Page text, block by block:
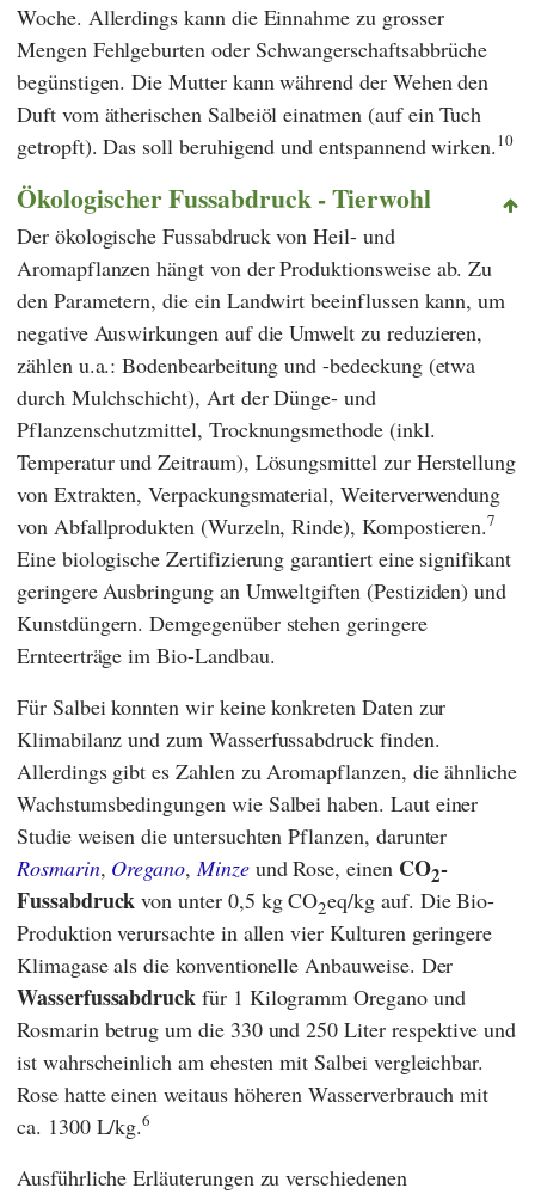
Woche. Allerdings kann die Einnahme zu grosser
Mengen Fehlgeburten oder Schwangerschaftsabbrüche
begünstigen. Die Mutter kann während der Wehen den
Duft vom ätherischen Salbeiöl einatmen (auf ein Tuch
getropft). Das soll beruhigend und entspannend wirken.10
Ökologischer Fussabdruck - Tierwohl
Der ökologische Fussabdruck von Heil- und
Aromapflanzen hängt von der Produktionsweise ab. Zu
den Parametern, die ein Landwirt beeinflussen kann, um
negative Auswirkungen auf die Umwelt zu reduzieren,
zählen u.a.: Bodenbearbeitung und -bedeckung (etwa
durch Mulchschicht), Art der Dünge- und
Pflanzenschutzmittel, Trocknungsmethode (inkl.
Temperatur und Zeitraum), Lösungsmittel zur Herstellung
von Extrakten, Verpackungsmaterial, Weiterverwendung
von Abfallprodukten (Wurzeln, Rinde), Kompostieren.7
Eine biologische Zertifizierung garantiert eine signifikant
geringere Ausbringung an Umweltgiften (Pestiziden) und
Kunstdüngern. Demgegenüber stehen geringere
Ernteerträge im Bio-Landbau.
Für Salbei konnten wir keine konkreten Daten zur
Klimabilanz und zum Wasserfussabdruck finden.
Allerdings gibt es Zahlen zu Aromapflanzen, die ähnliche
Wachstumsbedingungen wie Salbei haben. Laut einer
Studie weisen die untersuchten Pflanzen, darunter
Rosmarin, Oregano,Minzeund Rose, einen CO2-
Fussabdruck von unter 0,5 kg CO2eq/kg auf. Die Bio-
Produktion verursachte in allen vier Kulturen geringere
Klimagase als die konventionelle Anbauweise. Der
Wasserfussabdruckfür 1 Kilogramm Oregano und
Rosmarin betrug um die 330 und 250 Liter respektive und
ist wahrscheinlich am ehesten mit Salbei vergleichbar.
Rose hatte einen weitaus höheren Wasserverbrauch mit
ca. 1300 L/kg.6
Ausführliche Erläuterungen zu verschiedenen